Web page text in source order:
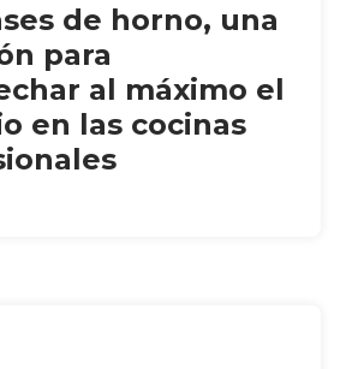
de horno, una
para
al máximo el
en las cocinas